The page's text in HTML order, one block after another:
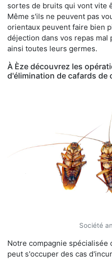
sortes de bruits qui vont vite
Même s'ils ne peuvent pas
orientaux peuvent faire bien
déjection dans vos repas
ainsi toutes leurs germes.
À Èze découvrez les
d'élimination de cafards de
Société
Notre compagnie spécialisée
peut s'occuper des cas